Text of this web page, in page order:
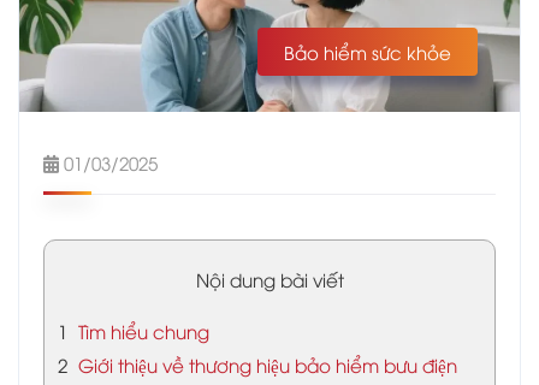
Bảo hiểm sức khỏe
01/03/2025
Nội dung bài viết
1 Tìm hiểu chung
2 Giới thiệu về thương hiệu bảo hiểm bưu điện